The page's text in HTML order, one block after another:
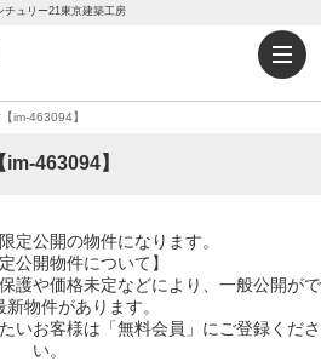
チュリー21東京建築工房
im-463094】
463094】
定公開の物件になります。
公開物件について】
護や価格未定などにより、一般公開がで
新物件があります。
いお客様は「無料会員」にご登録くださ
い。